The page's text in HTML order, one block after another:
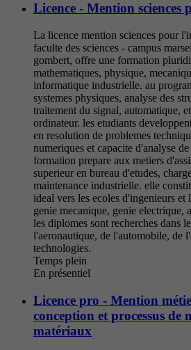
Licence - Mention sciences
La licence mention sciences pour
faculte des sciences - campus
gombert, offre une formation
mathematiques, physique,
informatique industrielle. au
systemes physiques, analyse des
traitement du signal, automatique,
ordinateur. les etudiants
en resolution de problemes
numeriques et capacite d'analyse
formation prepare aux metiers
superieur en bureau d'etudes,
maintenance industrielle. elle
ideal vers les ecoles d'ingenieurs et
genie mecanique, genie electrique,
les diplomes sont recherches dans
l'aeronautique, de l'automobile, de
technologies.
Temps plein
En présentiel
Licence pro - Mention
conception et processus de
matériaux